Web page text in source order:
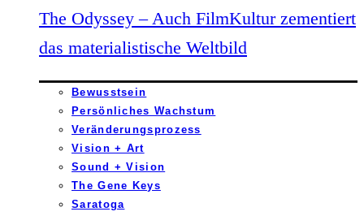
The Odyssey – Auch FilmKultur zementiert
das materialistische Weltbild
Bewusstsein
Persönliches Wachstum
Veränderungsprozess
Vision + Art
Sound + Vision
The Gene Keys
Saratoga